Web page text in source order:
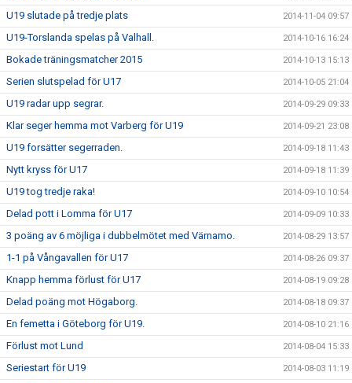
U19 slutade på tredje plats 2014-11-04 09:57
U19-Torslanda spelas på Valhall. 2014-10-16 16:24
Bokade träningsmatcher 2015 2014-10-13 15:13
Serien slutspelad för U17 2014-10-05 21:04
U19 radar upp segrar. 2014-09-29 09:33
Klar seger hemma mot Varberg för U19 2014-09-21 23:08
U19 forsätter segerraden. 2014-09-18 11:43
Nytt kryss för U17 2014-09-18 11:39
U19 tog tredje raka! 2014-09-10 10:54
Delad pott i Lomma för U17 2014-09-09 10:33
3 poäng av 6 möjliga i dubbelmötet med Värnamo. 2014-08-29 13:57
1-1 på Vångavallen för U17 2014-08-26 09:37
Knapp hemma förlust för U17 2014-08-19 09:28
Delad poäng mot Högaborg. 2014-08-18 09:37
En femetta i Göteborg för U19. 2014-08-10 21:16
Förlust mot Lund 2014-08-04 15:33
Seriestart för U19 2014-08-03 11:19